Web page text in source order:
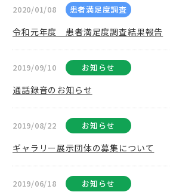
2020/01/08 患者満足度調査
令和元年度 患者満足度調査結果報告
2019/09/10 お知らせ
通話録音のお知らせ
2019/08/22 お知らせ
ギャラリー展示団体の募集について
2019/06/18 お知らせ